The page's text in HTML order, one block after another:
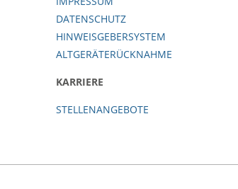
DATENSCHUTZ
HINWEISGEBERSYSTEM
ALTGERÄTERÜCKNAHME
KARRIERE
STELLENANGEBOTE